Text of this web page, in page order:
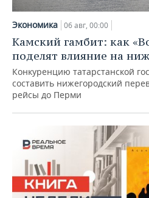
НЕФТЕХИМИЯ
НЕФТЬ
ОПК
ЭНЕРГЕТИКА
РОЗНИЧНАЯ ТОРГОВЛЯ
УСЛУГИ
НОВОСТИ ТЕХНОЛОГИЙ
МЕДИА
МЕРОПРИЯТИЯ
ВЫЕЗДНАЯ РЕДАКЦИЯ
ONLINE-КОНФЕРЕНЦИИ
ОТКРЫТАЯ ЛЕКЦИЯ
СПОРТ
НОВОСТИ СПОРТА
БАСКЕТБОЛ
ВОЛЕЙБОЛ
ОБЩЕСТВО
ИНФРАСТРУКТУРА
ИСТОРИЯ
СПРАВОЧНИК
СПИСОК ПЕРСОН
ПОЛНАЯ ВЕРСИЯ
Экономика 06 авг, 00:00
Камский гамбит: как
поделят влияние на
Конкуренцию татарстанской
составить нижегородский
рейсы до Перми